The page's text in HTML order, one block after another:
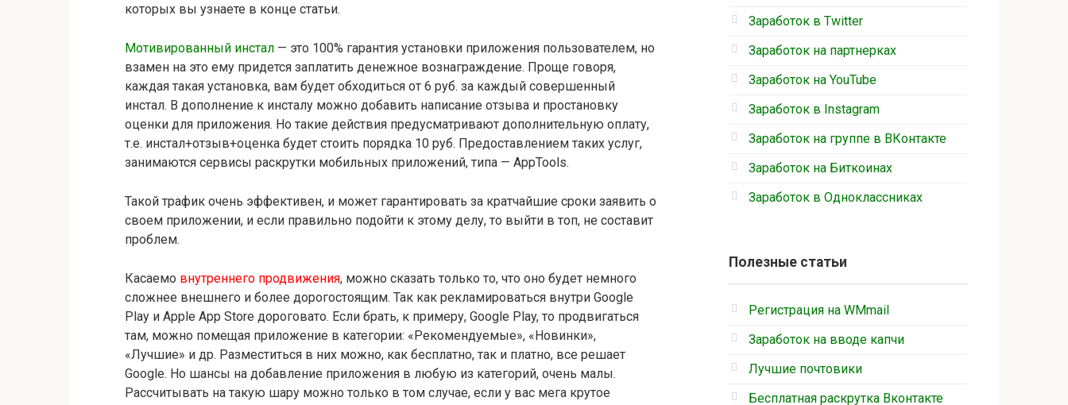
которых вы узнаете в конце статьи.
Мотивированный инстал — это 100% гарантия установки приложения пользователем, но
взамен на это ему придется заплатить денежное вознаграждение. Проще говоря,
каждая такая установка, вам будет обходиться от 6 руб. за каждый совершенный
инстал. В дополнение к инсталу можно добавить написание отзыва и простановку
оценки для приложения. Но такие действия предусматривают дополнительную оплату,
т.е. инстал+отзыв+оценка будет стоить порядка 10 руб. Предоставлением таких услуг,
занимаются сервисы раскрутки мобильных приложений, типа — AppTools.
Такой трафик очень эффективен, и может гарантировать за кратчайшие сроки заявить о
своем приложении, и если правильно подойти к этому делу, то выйти в топ, не составит
проблем.
Касаемо внутреннего продвижения, можно сказать только то, что оно будет немного
сложнее внешнего и более дорогостоящим. Так как рекламироваться внутри Google
Play и Apple App Store дороговато. Если брать, к примеру, Google Play, то продвигаться
там, можно помещая приложение в категории: «Рекомендуемые», «Новинки»,
«Лучшие» и др. Разместиться в них можно, как бесплатно, так и платно, все решает
Google. Но шансы на добавление приложения в любую из категорий, очень малы.
Рассчитывать на такую шару можно только в том случае, если у вас мега крутое
Заработок в Twitter
Заработок на партнерках
Заработок на YouTube
Заработок в Instagram
Заработок на группе в ВКонтакте
Заработок на Биткоинах
Заработок в Одноклассниках
Полезные статьи
Регистрация на WMmail
Заработок на вводе капчи
Лучшие почтовики
Бесплатная раскрутка Вконтакте